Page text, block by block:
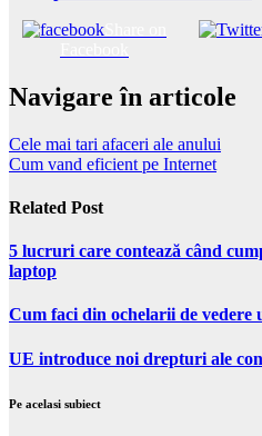
Navigare în articole
Cele mai tari afaceri ale anului
Cum vand eficient pe Internet
Related Post
5 lucruri care contează când
laptop
Cum faci din ochelarii de vedere
UE introduce noi drepturi ale
Pe acelasi subiect